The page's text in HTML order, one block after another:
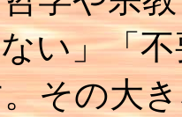
い」「
その大